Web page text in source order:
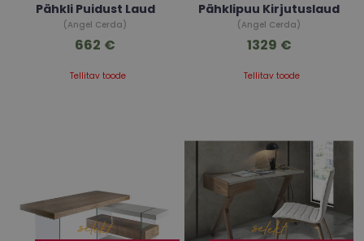
Pähkli Puidust Laud
(Angel Cerda)
Tellitav toode
662 €
Pähklipuu Kirjutuslaud
(Angel Cerda)
Tellitav toode
1329 €